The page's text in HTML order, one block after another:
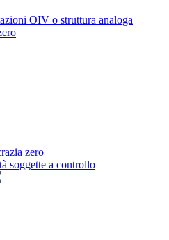
OIV o struttura analoga
zero
soggette a controllo